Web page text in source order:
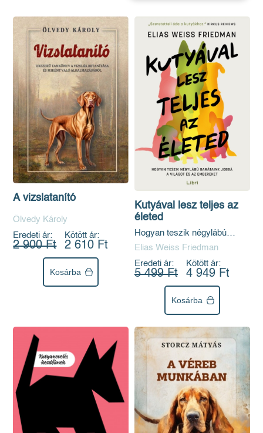
A vizslatanító
Ölvedy Károly
Eredeti ár:
2 900 Ft
Kötött ár:
2 610 Ft
Kosárba
Kutyával lesz teljes az
életed
Hogyan teszik négylábú
barátaink jobbá a világot és
Elias Weiss Friedman
Eredeti ár:
5 499 Ft
Kötött ár:
4 949 Ft
Kosárba